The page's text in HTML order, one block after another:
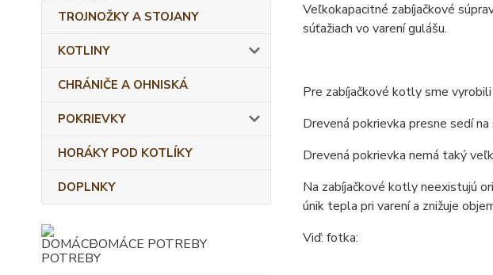
TROJNOŽKY A STOJANY
KOTLINY
CHRÁNIČE A OHNISKÁ
POKRIEVKY
HORÁKY POD KOTLÍKY
DOPLNKY
DOMÁCE POTREBY
Veľkokapacitné zabíjačkové
súťažiach vo varení gulášu.
Pre zabíjačkové kotly sme
Drevená pokrievka presne sedí
Drevená pokrievka nemá taký
Na zabíjačkové kotly neexistujú
únik tepla pri varení a znižuje
Viď: fotka: